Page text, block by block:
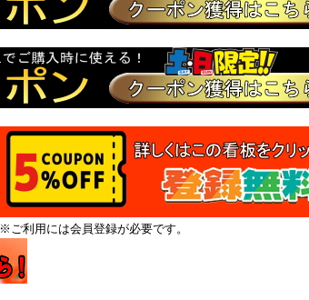
※ご利用には会員登録が必要です。